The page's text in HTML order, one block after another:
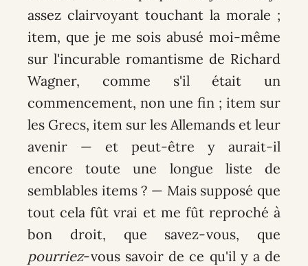
assez clairvoyant touchant la morale ;
item, que je me sois abusé moi-même
sur l'incurable romantisme de Richard
Wagner, comme s'il était un
commencement, non une fin ; item sur
les Grecs, item sur les Allemands et leur
avenir — et peut-être y aurait-il
encore toute une longue liste de
semblables items ? — Mais supposé que
tout cela fût vrai et me fût reproché à
bon droit, que savez-vous, que
pourriez-vous savoir de ce qu'il y a de